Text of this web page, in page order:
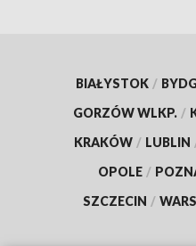
BIAŁYSTOK /
GORZÓW WLKP. /
KRAKÓW / LUBLIN
OPOLE /
SZCZECIN /